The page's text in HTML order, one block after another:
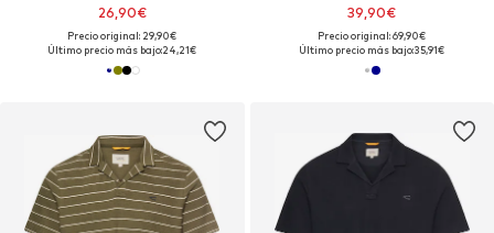
26,90€
Precio original: 29,90€
Último precio más bajo:24,21€
39,90€
Precio original: 69,90€
Último precio más bajo:35,91€